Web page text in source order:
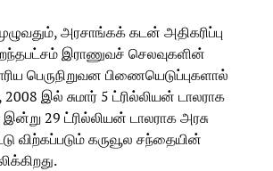
அரசாங்கக் கடன் அதிகரிப்பு
இராணுவச் செலவுகளின்
பெருநிறுவன பிணையெடுப்புகளால்
இல் சுமார் 5 ட்ரில்லியன் டாலராக
29 ட்ரில்லியன் டாலராக அரசு
விற்கப்படும் கருவூல சந்தையின்